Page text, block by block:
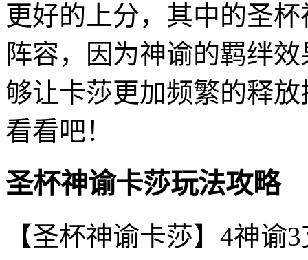
更好的上分，其中的圣
阵容，因为神谕的羁绊
够让卡莎更加频繁的释
看看吧！
圣杯神谕卡莎玩法攻略
【圣杯神谕卡莎】4神谕